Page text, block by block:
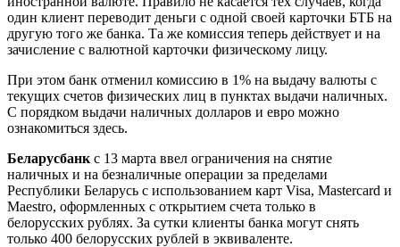
один клиент переводит деньги с одной своей карточки БТБ на
другую того же банка. Та же комиссия теперь действует и на
зачисление с валютной карточки физическому лицу.
При этом банк отменил комиссию в 1% на выдачу валюты с
текущих счетов физических лиц в пунктах выдачи наличных.
С порядком выдачи наличных долларов и евро можно
ознакомиться здесь.
Беларусбанк с 13 марта ввел ограничения на снятие
наличных и на безналичные операции за пределами
Республики Беларусь с использованием карт Visa, Mastercard и
Maestro, оформленных с открытием счета только в
белорусских рублях. За сутки клиенты банка могут снять
только 400 белорусских рублей в эквиваленте.